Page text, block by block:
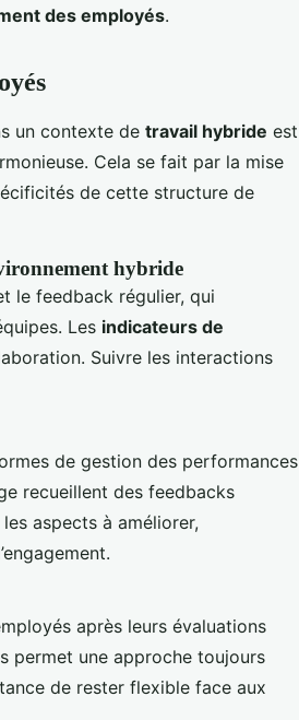
des employés.
un contexte de travail hybride est
Cela se fait par la mise
de cette structure de
hybride
le feedback régulier, qui
Les indicateurs de
Suivre les interactions
de gestion des performances
recueillent des feedbacks
aspects à améliorer,
après leurs évaluations
permet une approche toujours
de rester flexible face aux